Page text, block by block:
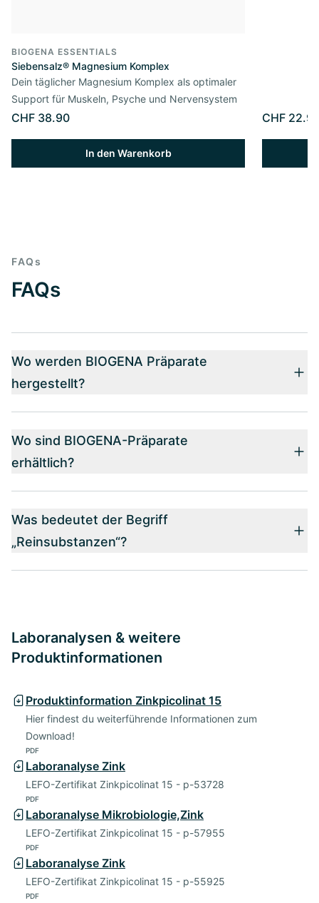
BIOGENA ESSENTIALS
Siebensalz® Magnesium Komplex
Dein täglicher Magnesium Komplex als optimaler
Support für Muskeln, Psyche und Nervensystem
CHF 38.90
In den Warenkorb
CHF
FAQs
FAQs
Wo werden BIOGENA Präparate
hergestellt?
Wo sind BIOGENA-Präparate
erhältlich?
Was bedeutet der Begriff
„Reinsubstanzen“?
Laboranalysen & weitere
Produktinformationen
Produktinformation Zinkpicolinat 15
Hier findest du weiterführende Informationen zum
Download!
PDF
Laboranalyse Zink
LEFO-Zertifikat Zinkpicolinat 15 - p-53728
PDF
Laboranalyse Mikrobiologie,Zink
LEFO-Zertifikat Zinkpicolinat 15 - p-57955
PDF
Laboranalyse Zink
LEFO-Zertifikat Zinkpicolinat 15 - p-55925
PDF